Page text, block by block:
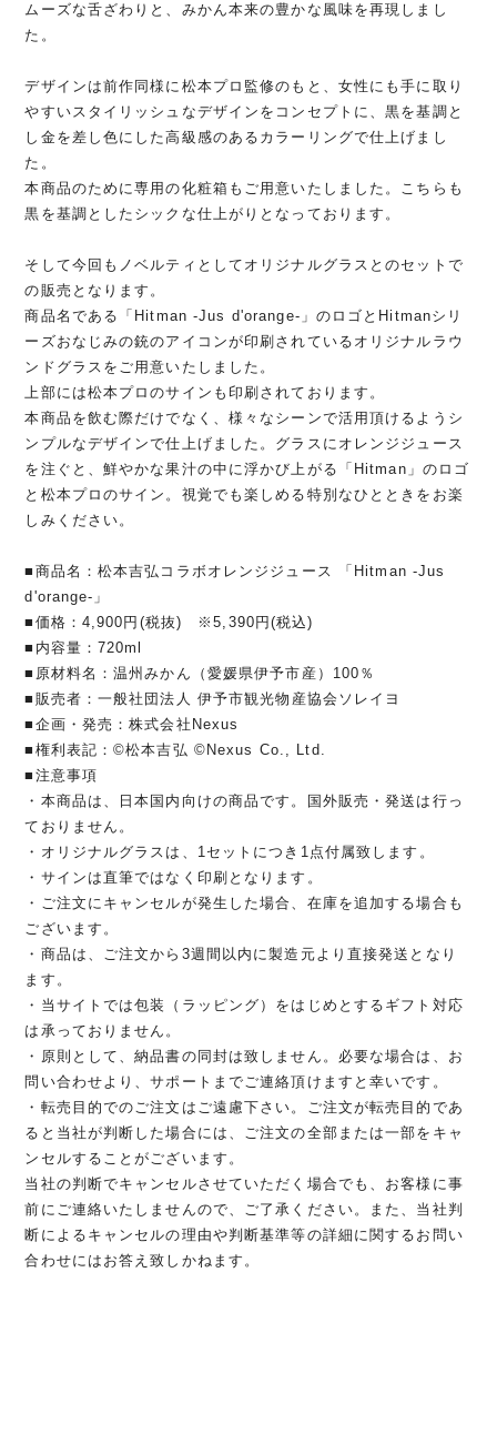
ムーズな舌ざわりと、みかん本来の豊かな風味を再現しまし
た。
デザインは前作同様に松本プロ監修のもと、女性にも手に取り
やすいスタイリッシュなデザインをコンセプトに、黒を基調と
し金を差し色にした高級感のあるカラーリングで仕上げまし
た。
本商品のために専用の化粧箱もご用意いたしました。こちらも
黒を基調としたシックな仕上がりとなっております。
そして今回もノベルティとしてオリジナルグラスとのセットで
の販売となります。
商品名である「Hitman -Jus d'orange-」のロゴとHitmanシリ
ーズおなじみの銃のアイコンが印刷されているオリジナルラウ
ンドグラスをご用意いたしました。
上部には松本プロのサインも印刷されております。
本商品を飲む際だけでなく、様々なシーンで活用頂けるようシ
ンプルなデザインで仕上げました。グラスにオレンジジュース
を注ぐと、鮮やかな果汁の中に浮かび上がる「Hitman」のロゴ
と松本プロのサイン。視覚でも楽しめる特別なひとときをお楽
しみください。
■商品名：松本吉弘コラボオレンジジュース 「Hitman -Jus
d'orange-」
■価格：4,900円(税抜) ※5,390円(税込)
■内容量：720ml
■原材料名：温州みかん（愛媛県伊予市産）100％
■販売者：一般社団法人 伊予市観光物産協会ソレイヨ
■企画・発売：株式会社Nexus
■権利表記：©松本吉弘 ©Nexus Co., Ltd.
■注意事項
・本商品は、日本国内向けの商品です。国外販売・発送は行っ
ておりません。
・オリジナルグラスは、1セットにつき1点付属致します。
・サインは直筆ではなく印刷となります。
・ご注文にキャンセルが発生した場合、在庫を追加する場合も
ございます。
・商品は、ご注文から3週間以内に製造元より直接発送となり
ます。
・当サイトでは包装（ラッピング）をはじめとするギフト対応
は承っておりません。
・原則として、納品書の同封は致しません。必要な場合は、お
問い合わせより、サポートまでご連絡頂けますと幸いです。
・転売目的でのご注文はご遠慮下さい。ご注文が転売目的であ
ると当社が判断した場合には、ご注文の全部または一部をキャ
ンセルすることがございます。
当社の判断でキャンセルさせていただく場合でも、お客様に事
前にご連絡いたしませんので、ご了承ください。また、当社判
断によるキャンセルの理由や判断基準等の詳細に関するお問い
合わせにはお答え致しかねます。